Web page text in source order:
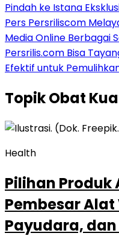
Pindah ke Istana
Pers Persriliscom
Media Online Berbagai
Persrilis.com Bisa
Efektif untuk
TopikObat
Health
Pilihan Produk
Pembesar
Payudara,